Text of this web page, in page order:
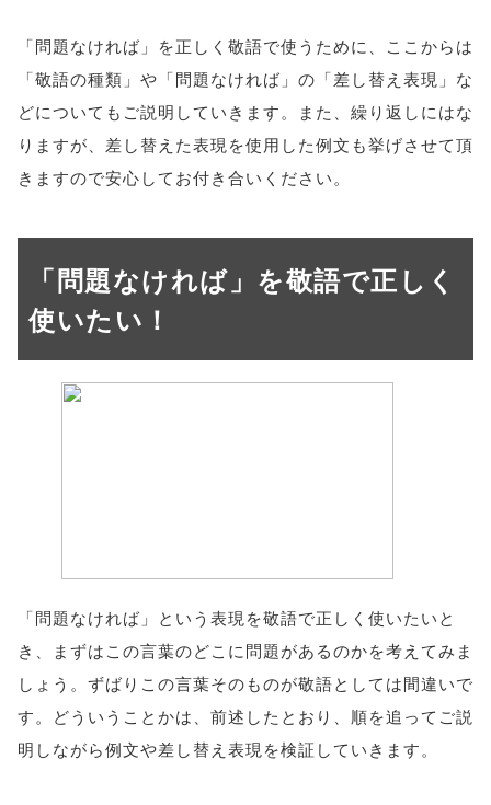
「問題なければ」を正しく敬語で使うために、ここからは
「敬語の種類」や「問題なければ」の「差し替え表現」な
どについてもご説明していきます。また、繰り返しにはな
りますが、差し替えた表現を使用した例文も挙げさせて頂
きますので安心してお付き合いください。
「問題なければ」を敬語で正しく
使いたい！
「問題なければ」という表現を敬語で正しく使いたいと
き、まずはこの言葉のどこに問題があるのかを考えてみま
しょう。ずばりこの言葉そのものが敬語としては間違いで
す。どういうことかは、前述したとおり、順を追ってご説
明しながら例文や差し替え表現を検証していきます。